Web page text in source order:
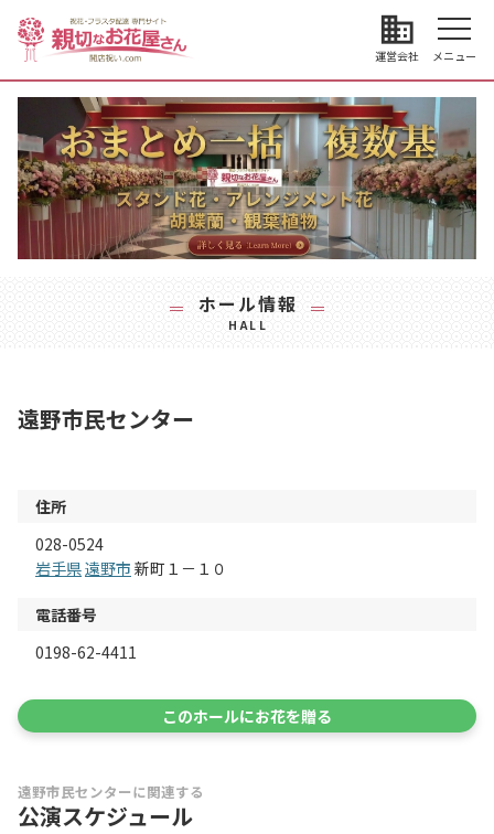
business
運営会社 メニュー
ホール情報
HALL
遠野市民センター
住所
028-0524
岩手県遠野市 新町１－１０
電話番号
0198-62-4411
このホールにお花を贈る
遠野市民センターに関連する
公演スケジュール